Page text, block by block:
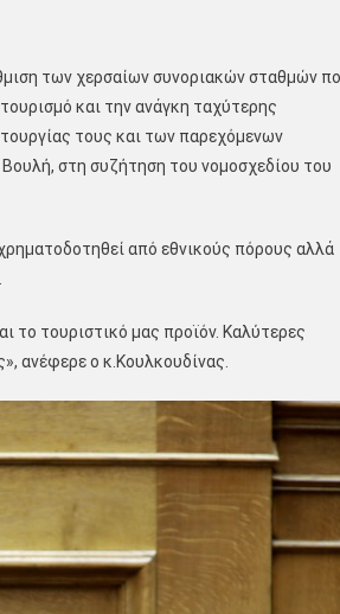
των χερσαίων συνοριακών σταθμών
και την ανάγκη ταχύτερης
τους και των παρεχόμενων
στη συζήτηση του νομοσχεδίου του
από εθνικούς πόρους αλλά
το τουριστικό μας προϊόν. Καλύτερες
ανέφερε ο κ.Κουλκουδίνας.